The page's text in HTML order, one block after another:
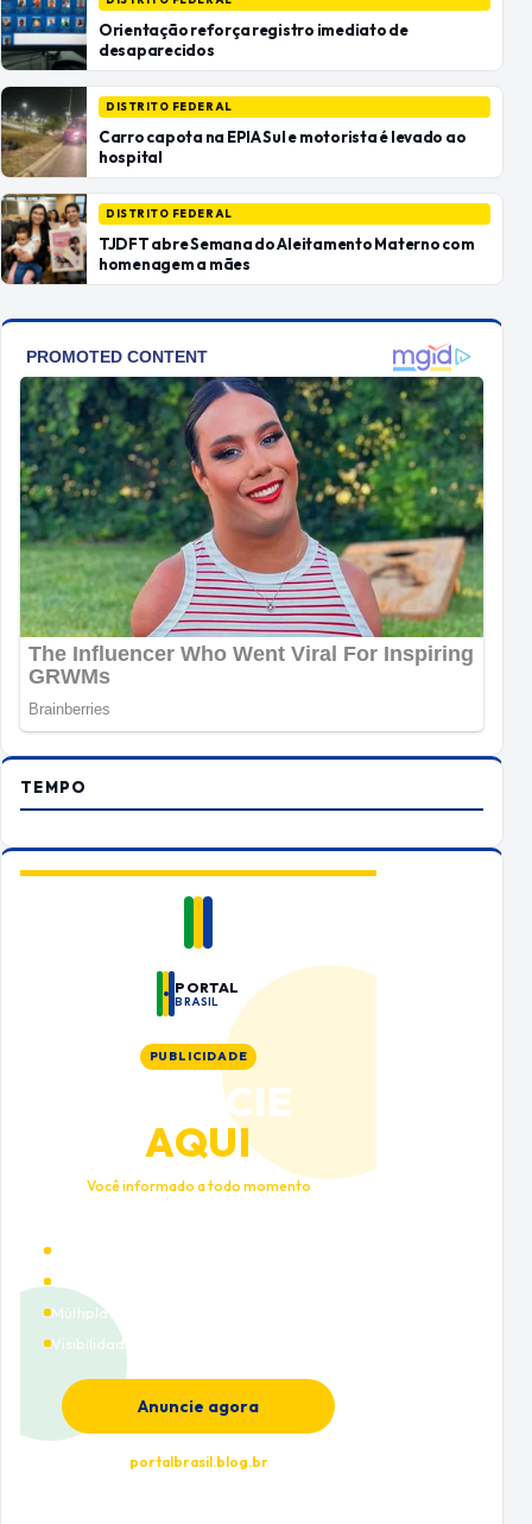
Orientação reforça registro imediato de
desaparecidos
DISTRITO FEDERAL
Carro capota na EPIA Sul e motorista é levado ao
hospital
DISTRITO FEDERAL
TJDFT abre Semana do Aleitamento Materno com
homenagem a mães
TEMPO
PORTAL
BRASIL
PUBLICIDADE
ANUNCIE
AQUI
Você informado a todo momento
Múltiplas categorias
Visibilidade premium
Anuncie agora
portalbrasil.blog.br